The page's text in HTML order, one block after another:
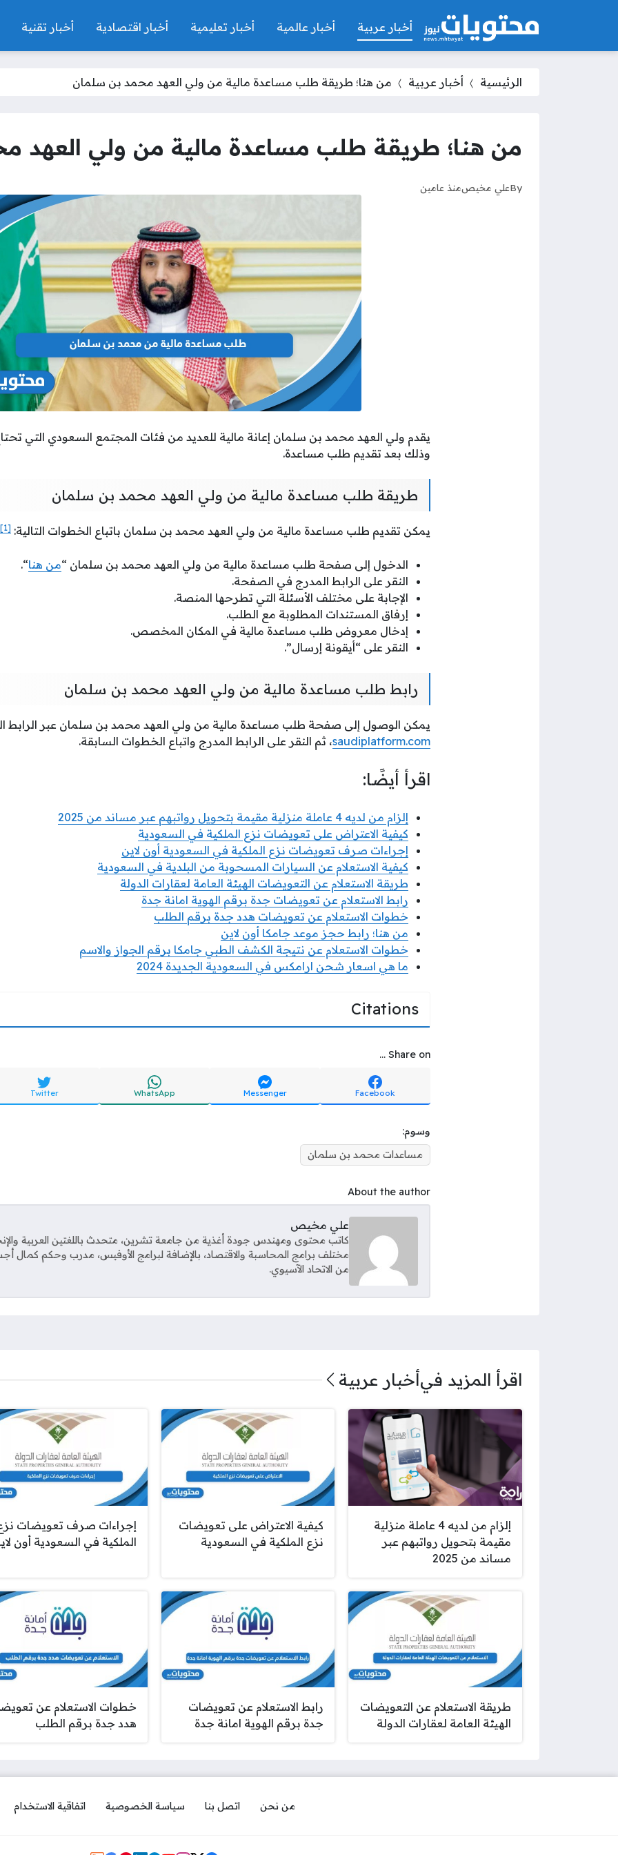
أخبار عربية أخبار عالمية أخبار تعليمية أخبار اقتصادية أخبار تقنية
الرئيسية أخبار عربية من هنا؛ طريقة طلب مساعدة مالية من ولي العهد محمد بن سلمان
من هنا؛ طريقة طلب مساعدة مالية من ولي العهد
Byعلي مخيصمنذ عامين
يقدم ولي العهد محمد بن سلمان إعانة مالية للعديد من فئات المجتمع السعودي التي
وذلك بعد تقديم طلب مساعدة.
طريقة طلب مساعدة مالية من ولي العهد محمد بن سلمان
يمكن تقديم طلب مساعدة مالية من ولي العهد محمد بن سلمان باتباع الخطوات التالية: [1]
الدخول إلى صفحة طلب مساعدة مالية من ولي العهد محمد بن سلمان “من هنا“.
النقر على الرابط المدرج في الصفحة.
الإجابة على مختلف الأسئلة التي تطرحها المنصة.
إرفاق المستندات المطلوبة مع الطلب.
إدخال معروض طلب مساعدة مالية في المكان المخصص.
النقر على “أيقونة إرسال”.
رابط طلب مساعدة مالية من ولي العهد محمد بن سلمان
يمكن الوصول إلى صفحة طلب مساعدة مالية من ولي العهد محمد بن سلمان عبر الرابط
saudiplatform.com، ثم النقر على الرابط المدرج واتباع الخطوات السابقة.
اقرأ أيضًا:
إلزام من لديه 4 عاملة منزلية مقيمة بتحويل رواتبهم عبر مساند من 2025
كيفية الاعتراض على تعويضات نزع الملكية في السعودية
إجراءات صرف تعويضات نزع الملكية في السعودية أون لاين
كيفية الاستعلام عن السيارات المسحوبة من البلدية في السعودية
طريقة الاستعلام عن التعويضات الهيئة العامة لعقارات الدولة
رابط الاستعلام عن تعويضات جدة برقم الهوية امانة جدة
خطوات الاستعلام عن تعويضات هدد جدة برقم الطلب
من هنا؛ رابط حجز موعد جامكا أون لاين
خطوات الاستعلام عن نتيجة الكشف الطبي جامكا برقم الجواز والاسم
ما هي اسعار شحن ارامكس في السعودية الجديدة 2024
Citations
Share on ...
Facebook
Messenger
WhatsApp
Twitter
وسوم:
مساعدات محمد بن سلمان
About the author
علي مخيص
كاتب محتوى ومهندس جودة أغذية من جامعة تشرين، متحدث باللغتين العربية
مختلف برامج المحاسبة والاقتصاد، بالإضافة لبرامج الأوفيس، مدرب وحكم كمال
من الاتحاد الآسيوي.
اقرأ المزيد فيأخبار عربية
إلزام من لديه 4 عاملة منزلية
مقيمة بتحويل رواتبهم عبر
مساند من 2025
كيفية الاعتراض على تعويضات
نزع الملكية في السعودية
إجراءات صرف تعويضات
الملكية في السعودية أون
طريقة الاستعلام عن التعويضات
الهيئة العامة لعقارات الدولة
رابط الاستعلام عن تعويضات
جدة برقم الهوية امانة جدة
خطوات الاستعلام عن
هدد جدة برقم الطلب
من نحن اتصل بنا سياسة الخصوصية اتفاقية الاستخدام